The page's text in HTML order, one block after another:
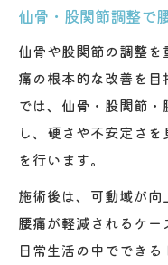
仙骨・股関節調整で
仙骨や股関節の調整
痛の根本的な改善を
では、仙骨・股関節
し、硬さや不安定さ
を行います。
施術後は、可動域が
腰痛が軽減されるケー
日常生活の中ででき